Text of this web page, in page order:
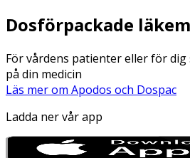
Dosförpackade
För vårdens patienter eller för
på din medicin
Läs mer om Apodos och Dospac
Ladda ner vår app